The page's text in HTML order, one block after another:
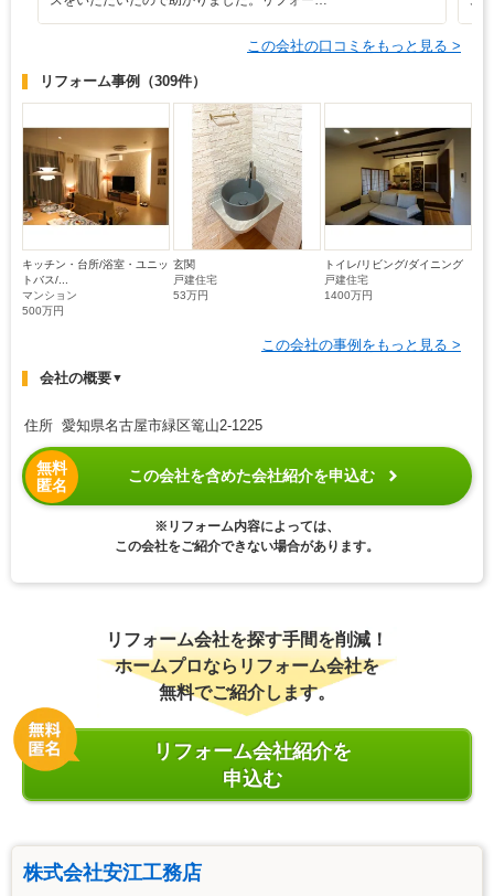
この会社の口コミをもっと見る >
リフォーム事例 （309件）
キッチン・台所/浴室・ユニッ
トバス/...
マンション
500万円
玄関
戸建住宅
53万円
トイレ/リビング/ダイニング
戸建住宅
1400万円
この会社の事例をもっと見る >
会社の概要▼
住所 愛知県名古屋市緑区篭山2-1225
無料
匿名
この会社を含めた会社紹介を申込む
※リフォーム内容によっては、
この会社をご紹介できない場合があります。
リフォーム会社を探す手間を削減！
ホームプロならリフォーム会社を
無料でご紹介します。
リフォーム会社紹介を
申込む
株式会社安江工務店